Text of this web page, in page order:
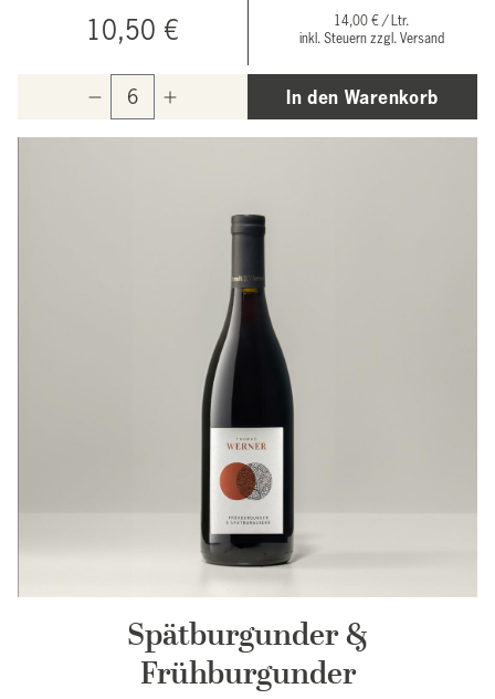
10,50 €
14,00 € / Ltr.
inkl. Steuern zzgl. Versand
In den Warenkorb
Spätburgunder &
Frühburgunder